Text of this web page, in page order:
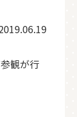
観が行